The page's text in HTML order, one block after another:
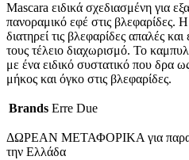
Mascara ειδικά σχεδιασμένη για
πανοραμικό εφέ στις βλεφαρίδες.
διατηρεί τις βλεφαρίδες απαλές
τους τέλειο διαχωρισμό. Το
με ένα ειδικό συστατικό που δρα
μήκος και όγκο στις βλεφαρίδες.
Brands Erre Due
ΔΩΡΕΑΝ ΜΕΤΑΦΟΡΙΚΑ για
την Ελλάδα